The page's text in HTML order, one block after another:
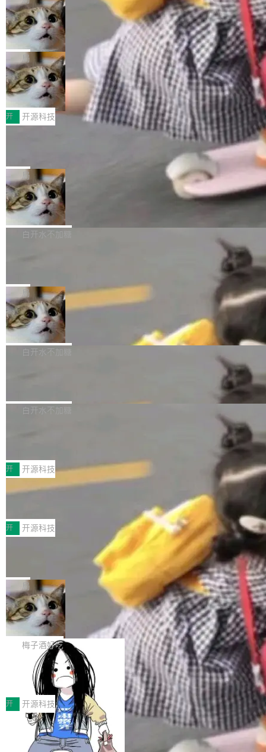
现实 过去两年，CIO们的焦虑清单上多了两项：
一是如何让大模型和智能体应用安全地从PoC走
向生产，二是如何让测试团队跟得上AI应用...
设置，如果用布尔值 + 可空字段来表示——bool
ean 表示是否可切换，nullable 的默认模式、浅
色方案、深色方案——会产生大量无意义的组
合。方案缺了、配置冲突了、全 null 了。要知道
哪些组合有效，作者说，你得靠"文档、校验、或
者部落知识"。 换个写法。Rust 的 enum，两个
变体：Switchable...
个"AI 知识库 + 聊天机器人"——每个大厂都在
做，没什么新鲜的。 但 Kenton Varda 在 Twitte
r 上把事情说清楚了： 今天我们发布了 Cloudfla
re OS，一个带连接器的聊天机器人，跟其他所
有科技公司做的一样。只不过，实际上它不一
样。这是 Sandstorm.io 的重制版，我十年前的
那个创业公司。不同的是，这次它构建在 Cloudf
lare Workers 上——我花了九年时间搭建的平台
——并且深度集成了 AI。这基本上是我十年秘密
Deno 团队开源 Celld，可自托管的分
布式 Durable Objects
Ryan Dahl 领导的 Deno 团队推出了最新开源项
目 Celld，一个能在自己机器上运行 Cloudflare
Workers 和 Durable Objects 的守护进程。 设
计思路很直接：每个对象是一个独立的 SQLite
数据库，按名称寻址，复制到你自己的 S3 兼容
存储库里。节点之间只通过这个存储库协调——
没有控制平面，没有共识协议。每个对象自带一
个小型数据库，应用天然按分片构建，单个数据
库的竞争和爆炸半径问题在设计层面就被消除
了。 闲置的 cell 会休眠到几乎不占资源。当 cel
l 迁移或唤醒时，新宿主从 S3 恢复 SQLite 数据
库继续执行。存储库是持久化的唯一真相...
局
鲁大师7月新机性能/流畅/AI榜：vivo夺
性能、流畅双第一，三星Galaxy Z系列
新折叠缺席
2026年7月的手机市场，由于存储等硬件成本暴
增，手机厂商的日子也不好过啊，新机速度明显
放缓，因此硝烟味淡了许多。新机参数规格除开
高价的三星折叠（三星Galaxy Z Fold8 Ultra / Z
Fold8 / Z Flip8）外，其余要么是中低端机器，
例如iQOO Z11i、REDMI Note 17、REDMI No
te 17 Pro、OPPO K15，要么是vivo X300 E这
样的次旗舰。 Galaxy Z Fold8 Ultra / Z Fold8 /
Z Flip8三款折叠屏新机均在7月22日发布，且全
部搭载骁龙8 Elite Gen5 for Galaxy，它们本该
开 开源科技
Zed 编辑器团队发布了新项目——DeltaDB，一
个在 git commit 之间记录每一次编辑操作的版
本控制系统。目前处于 Early Access 阶段。 De
ltaDB 的核心思路直接写在 landing page 最显
眼的位置：「Software is made between com
mits」——软件是在 commit 之间写出来的。git
是把这段空隙补上。 回退到任何一次编辑：Delt
aDB 捕获 commit 之间的每一次操作，...
局
SpaceXAI 单季资本开支达 183 亿美元
根据风险投资人Tomer Tunguz 博客（VC 分
析）披露的最新分析与第二季度业绩报告，Spac
微软同期总资本开支的四成。 与亚马逊、Alpha
bet、微软以及 Meta 等传统科技巨头相比，Spa
ceXAI的资金消耗速度尤为引人瞩目。然而，支
撑庞大支出的资金来源却呈现出截然不同的面
貌。数据显示，微软和 Meta 主要依托充沛的经
白开水不加糖
一个在终端里运行的编程 agent；Muse Spark
1.2，驱动这个 agent 的新模型。一句话概括：
你可以用 curl -fsSL https://dev.meta.ai/install.
sh | bash 安装一个能在大项目里自动规划、写
代码、验证结果的 AI 终端工具。 据介绍，Muse
个主 agent 循环，外加一组后台 agent。这些后
局
美团开源 LoHoSearch，用知识图谱校
准 AI 能力认知
机器出题的前提，是让机器拥有全局视野。整个
构建流程可以分为四个环节：建图 → 控制难度
白开水不加糖
库，并将作为transport接入Mooncake TENT。
MPComm将作为一种传输引擎接入Mooncake T
ENT，实现零拷贝传输性能提升30%、非零拷贝
传输性能最高提升5倍。UCL-MPComm底层基
于自研UCL-Engine通信引擎，后续腾讯网平将
持续开源更多基于UCL-Engine的高性能通信组
件。 腾讯网平团队在UCL-MPComm中实现了一
个独立于业务线程的全局通信引擎（Engine），
白开水不加糖
型案例入选名单》，深信服“面向企业研发场景的
开源 AI 编程平台 CoStrict 应用”凭借卓越的技术
创新与落地成效成功入选。 全链路私有化部署，
助力企业AI研发安全落地 当前，越来越多企业已
经开始引入 AI Coding 工具，通过调用公有云模
型或企业内部部署模型提升研发效率。但随着 AI
Coding 从个人辅助工具逐步走向团队级、组织
级应用，企业在规模化落地过程中，对安全性、
可控性和代码质量提出了更高要求。 首先是数据
安全与合规要求。对于大多数普通研发场景，公
有云模型能够满足快速试用和效率提升的需求。
但对于金融、能源、医疗等对数据安全要求较...
开 开源科技
深信服AI算力网关入选工信部人工智能
前不久，工业和信息化部正式发布《2025年人工
智能应用典型案例名单》，集中展示人工智能在
各领域的应用成果，覆盖技术底座、行业赋能、
产品应用、支撑保障、专题等五大方向。深信服
AI算力网关（AI创新平台）成功入选！ 随着各行
各业的Agent走向规模化建设，算力构成形态逐
渐丰富，用户关注的重点也在发生变化：不只是
让AI用起来，还要进一步看清混合算力时代下，
Token花在哪里、算力是否被充分利用，以及持
续增长的AI成本该如何优化。 深信服AI算力网关
正是围绕这些实际问题，从Token治理和成本治
理两个方面，让用户的每一份算力都看得清、管
得住、用得稳、省得下、更安全！ 一、从现在开
始，Token使用一目...
开 开源科技
Jeff Dean 离开 Google：一个时代的结
束，一个实验室的开始
Google 员工编号 20。MapReduce 作者之一。
Bigtable 作者之一。TensorFlow 的作者之一。
Gemini 的架构师。Google 首席科学家。 Jeff D
ean 在 Google 工作了 27 年后，宣布离职。 他
不是一个人走。一同离开的还有 Sanjay Ghema
wat（Google 员工编号 23，Jeff Dean 二十多
年的编程搭档，MapReduce 和 Bigtable 的共同
作者）、Quoc Le（Google 大脑核心成员，Se
q2Seq 和 DocAI 的共同发明人）以及 Oriol Vin
yals（Gemini 联合负责人，AlphaSta...
局
🔥 SolonCode v2026.8.4 发布：界面
字体可调、22 种语言、记忆搜索增强
打开终端就能上岗的全中文编码智能体，这一轮
把「看得清、用母语、记得住」三件事一次补
齐。 SolonCode 是什么 SolonCode 是杭州无
耳科技研发的企业级终端编码智能体——一位全
中文驱动的数字员工，自主理解需求、规划步
骤、编写代码。不挑模型、不挑平台，curl 一行
装完即用。 开源地址：Gitee · GitCode · GitHu
b 安装 支持 Java 8+（8~26）、macOS / Linu
x / Windows / Harmony PC。 # macOS / Linu
梅子酒好吃
让“代码语义理解”深度释放AI Coding
价值潜能：华为云码道（CodeArts）
代码仓技术解析
一、代码仓深度理解技术的作用与价值 在软件工
程实践中，代码仓是企业核心知识资产的主要载
体。企业级代码仓库通常包含数十万乃至数百万
个文件，其规模远超单次模型调用可承载的上下
文窗口。随着项目规模的持续扩张与代码历史的
开 开源科技
一条“删库”命令跑 17 小时，算法工程
师删光 89TB 数据只为干私活
最高人民检察院8月4日公布了一起案件：北京一